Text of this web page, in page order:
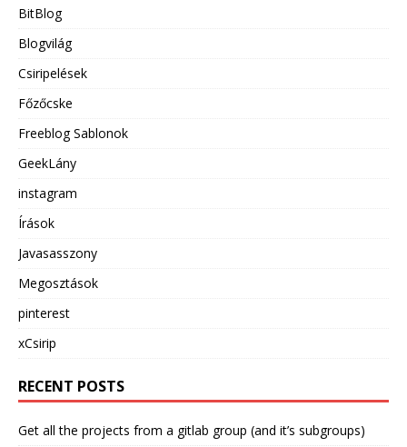
BitBlog
Blogvilág
Csiripelések
Főzőcske
Freeblog Sablonok
GeekLány
instagram
Írások
Javasasszony
Megosztások
pinterest
xCsirip
RECENT POSTS
Get all the projects from a gitlab group (and it’s subgroups)